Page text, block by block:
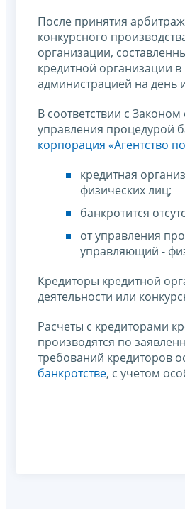
После принятия
конкурсного
организации,
кредитной организации
администрацией на день
В соответствии с
управления процедурой
корпорация «Агентство
кредитная
физических лиц;
банкротится
от управления
управляющий -
Кредиторы кредитной
деятельности или
Расчеты с кредиторами
производятся по
требований кредиторов
банкротстве, с учетом